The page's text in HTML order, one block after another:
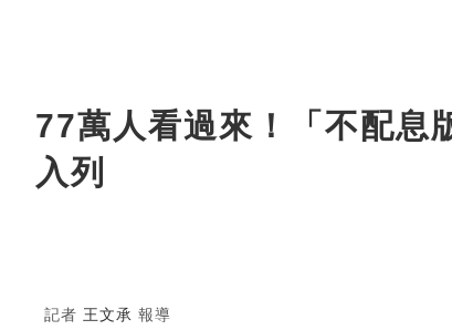
77萬人看過來！「不配
入列
記者 王文承 報導